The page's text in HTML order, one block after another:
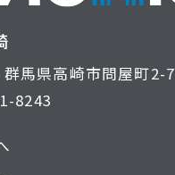
馬県高崎市問屋町2-7
8243